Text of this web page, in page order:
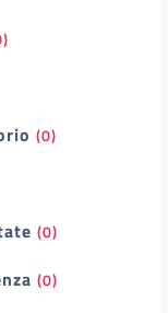
(0)
(0)
(0)